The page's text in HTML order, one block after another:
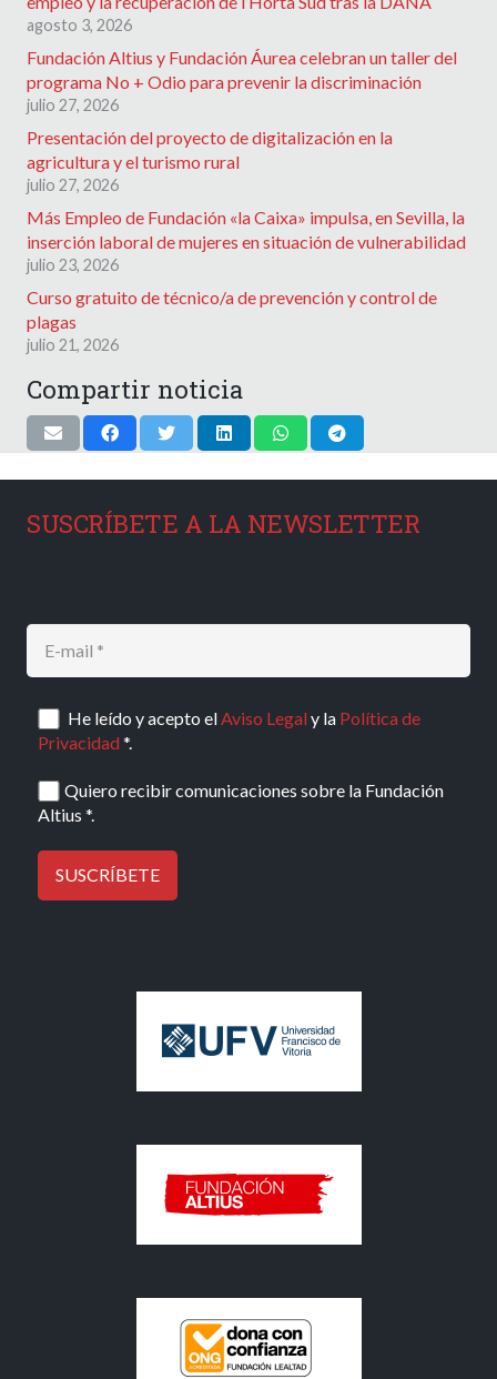
agosto 3, 2026
Fundación Altius y Fundación Áurea celebran un taller del
programa No + Odio para prevenir la discriminación
julio 27, 2026
Presentación del proyecto de digitalización en la
agricultura y el turismo rural
julio 27, 2026
Más Empleo de Fundación «la Caixa» impulsa, en Sevilla, la
inserción laboral de mujeres en situación de vulnerabilidad
julio 23, 2026
Curso gratuito de técnico/a de prevención y control de
plagas
julio 21, 2026
Compartir noticia
SUSCRÍBETE A LA NEWSLETTER
He leído y acepto elAviso Legaly la Política de
Privacidad*.
Quiero recibir comunicaciones sobre la Fundación
Altius *.